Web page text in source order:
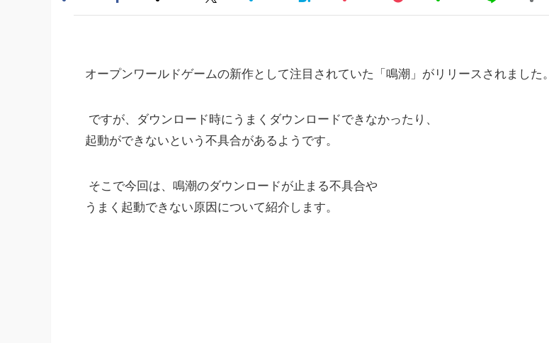
オープンワールドゲームの新作として注目されていた「鳴潮」がリリースされました。
ですが、ダウンロード時にうまくダウンロードできなかったり、
起動ができないという不具合があるようです。
そこで今回は、鳴潮のダウンロードが止まる不具合や
うまく起動できない原因について紹介します。